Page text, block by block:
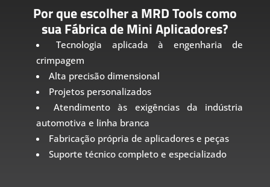
Por que escolher a MRD Tools como
sua Fábrica de Mini Aplicadores?
Tecnologia aplicada à engenharia de
crimpagem
Alta precisão dimensional
Projetos personalizados
Atendimento às exigências da indústria
automotiva e linha branca
Fabricação própria de aplicadores e peças
Suporte técnico completo e especializado